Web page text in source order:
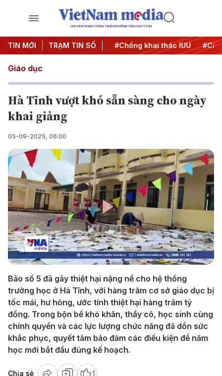
CHUYÊN TRANG THÔNG TIN ĐA PHƯƠNG TIỆN CỦA TTXVN
TIN MỚI TRẠM TIN SỐ
#Chiến dịch 500 ngày đêm #Chống khai thác IUU
Giáo dục
Hà Tĩnh vượt khó sẵn sàng cho ngày
khai giảng
05-09-2025, 06:00
Play
Video
Bão số 5 đã gây thiệt hại nặng nề cho hệ thống
trường học ở Hà Tĩnh, với hàng trăm cơ sở giáo dục bị
tốc mái, hư hỏng, ước tính thiệt hại hàng trăm tỷ
đồng. Trong bộn bề khó khăn, thầy cô, học sinh cùng
chính quyền và các lực lượng chức năng đã dồn sức
khắc phục, quyết tâm bảo đảm các điều kiện để năm
học mới bắt đầu đúng kế hoạch.
Chia sẻ 1